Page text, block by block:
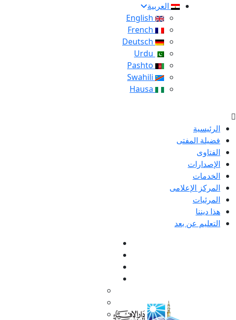
العربية
الرئيسية
فضيلة المفتى
الفتاوى
الإصدارات
الخدمات
المركز الإعلامى
المرئيات
هذا ديننا
التعليم عن بعد